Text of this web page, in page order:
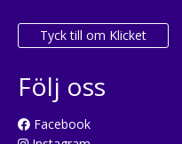
Tyck till om Klicket
Följ oss
Facebook